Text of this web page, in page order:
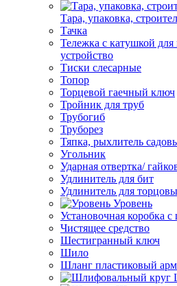
Тара, упаковка,
Тачка
Тележка с катушкой
устройство
Тиски слесарные
Топор
Торцевой гаечный ключ
Тройник для труб
Трубогиб
Труборез
Тяпка, рыхлитель
Угольник
Ударная отвертка/
Удлинитель для бит
Удлинитель для
Уровень
Установочная коробка
Чистящее средство
Шестигранный ключ
Шило
Шланг пластиковый